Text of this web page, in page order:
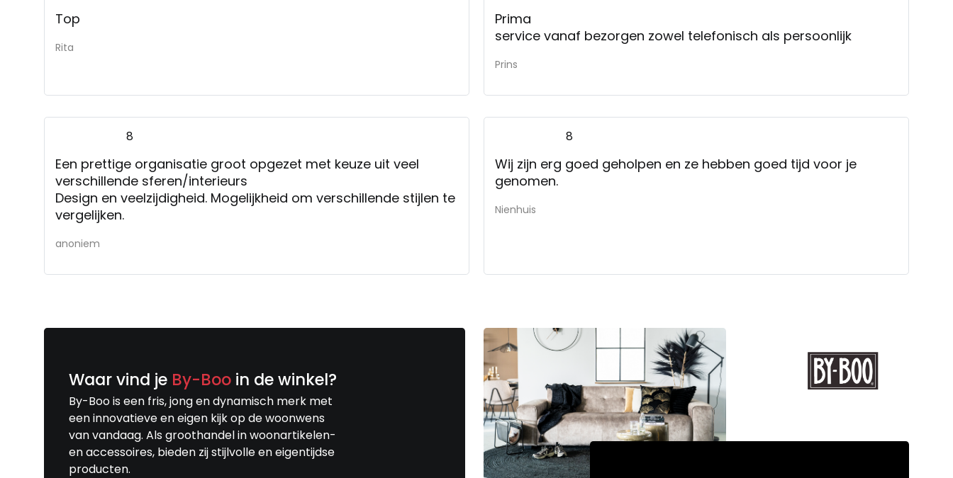
Top
Rita
Prima
service vanaf bezorgen zowel telefonisch als persoonlijk
Prins
8
Een prettige organisatie groot opgezet met keuze uit veel
verschillende sferen/interieurs
Design en veelzijdigheid. Mogelijkheid om verschillende stijlen te
vergelijken.
anoniem
8
Wij zijn erg goed geholpen en ze hebben goed tijd voor je
genomen.
Nienhuis
Waar vind je By-Boo in de winkel?
By-Boo is een fris, jong en dynamisch merk met
een innovatieve en eigen kijk op de woonwens
van vandaag. Als groothandel in woonartikelen-
en accessoires, bieden zij stijlvolle en eigentijdse
producten.